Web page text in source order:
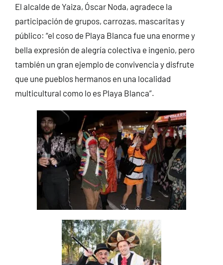
El alcalde de Yaiza, Óscar Noda, agradece la
participación de grupos, carrozas, mascaritas y
público: “el coso de Playa Blanca fue una enorme y
bella expresión de alegría colectiva e ingenio, pero
también un gran ejemplo de convivencia y disfrute
que une pueblos hermanos en una localidad
multicultural como lo es Playa Blanca”.